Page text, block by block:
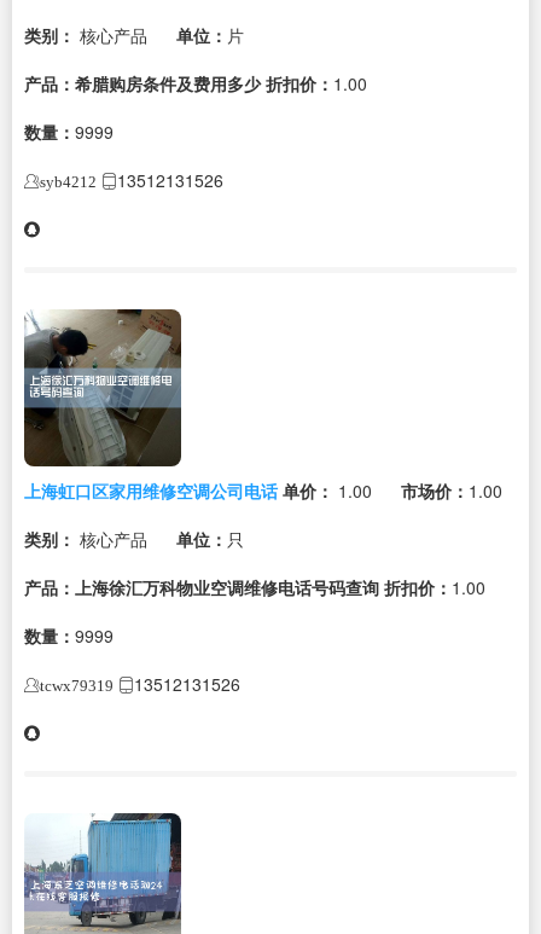
类别： 核心产品 单位： 片
产品：希腊购房条件及费用多少 折扣价： 1.00
数量： 9999
syb4212 13512131526
上海虹口区家用维修空调公司电话 单价： 1.00 市场价： 1.00
类别： 核心产品 单位： 只
产品：上海徐汇万科物业空调维修电话号码查询 折扣价： 1.00
数量： 9999
tcwx79319 13512131526